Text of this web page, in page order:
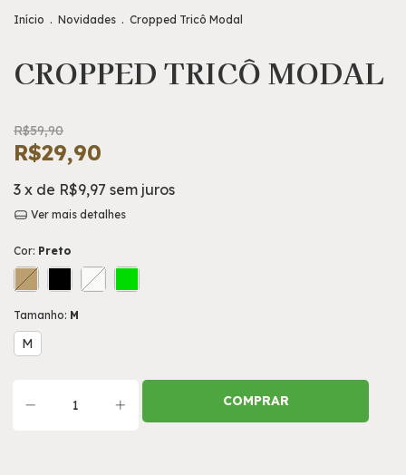
Início . Novidades . Cropped Tricô Modal
CROPPED TRICÔ MODAL
R$59,90
R$29,90
3 x de R$9,97 sem juros
Ver mais detalhes
Cor: Preto
Tamanho: M
M